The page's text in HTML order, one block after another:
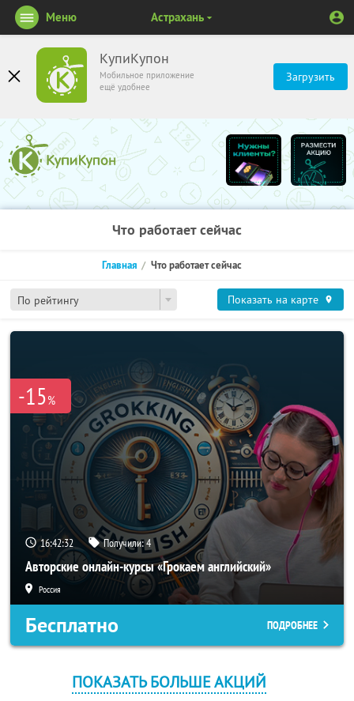
КупиКупон
Мобильное приложение
ещё удобнее
Загрузить
Меню Астрахань
Что работает сейчас
По рейтингу
Главная Что работает сейчас
Показать на карте
-15%
16:42:32 Получили:4
Авторские онлайн-курсы «Грокаем английский»
Россия
Бесплатно ПОДРОБНЕЕ
ПОКАЗАТЬ БОЛЬШЕ АКЦИЙ